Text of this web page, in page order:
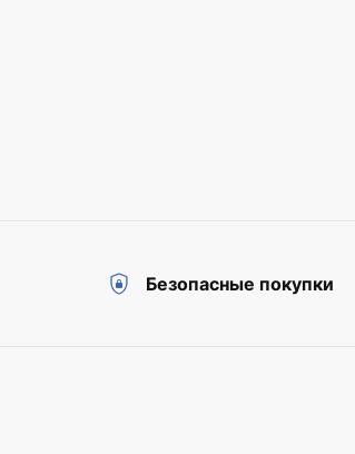
Безопасные покупки